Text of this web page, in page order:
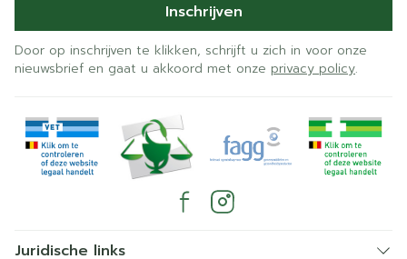
Inschrijven
Door op inschrijven te klikken, schrijft u zich in voor onze
nieuwsbrief en gaat u akkoord met onze privacy policy.
Juridische links